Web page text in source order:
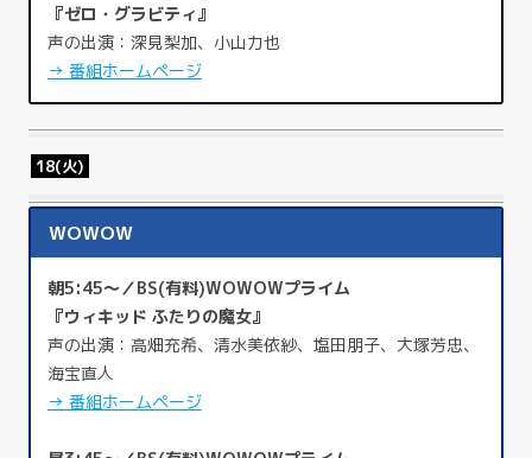
『ゼロ・グラビティ』
声の出演：深見梨加、小山力也
→ 番組ホームページ
18(火)
WOWOW
朝5:45～／BS(有料)WOWOWプライム
『ウィキッド ふたりの魔女』
声の出演：高畑充希、清水美依紗、塩田朋子、大塚芳忠、
海宝直人
→ 番組ホームページ